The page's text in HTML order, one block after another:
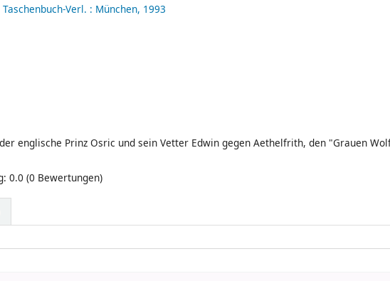
Taschenbuch-Verl. : München, 1993
englische Prinz Osric und sein Vetter Edwin gegen Aethelfrith, den "Grauen
0.0 (0 Bewertungen)